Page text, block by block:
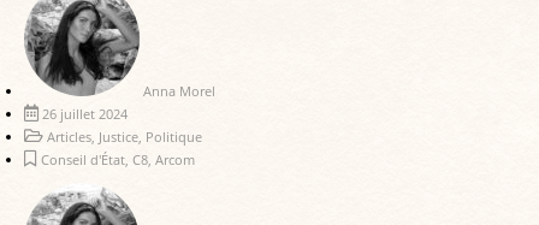
Anna Morel
26 juillet 2024
Articles Justice Politique
Conseil d'État C8 Arcom